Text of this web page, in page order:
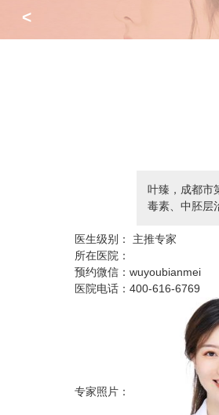
<
叶臻，成都市
毒素、中胚层
医生级别：
主推专家
所在医院：
预约微信：wuyoubianmei
医院电话：400-616-6769
专家照片：